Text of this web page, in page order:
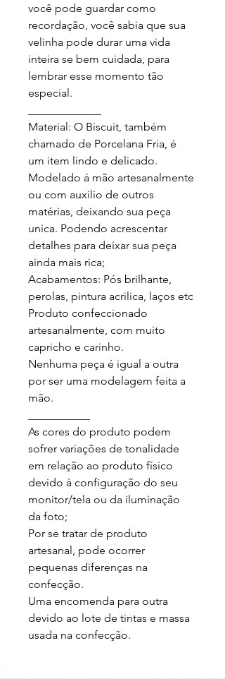
você pode guardar como
recordação, você sabia que sua
velinha pode durar uma vida
inteira se bem cuidada, para
lembrar esse momento tão
especial.
Material: O Biscuit, também
chamado de Porcelana Fria, é
um item lindo e delicado.
Modelado á mão artesanalmente
ou com auxilio de outros
matérias, deixando sua peça
unica. Podendo acrescentar
detalhes para deixar sua peça
ainda mais rica;
Acabamentos: Pós brilhante,
perolas, pintura acrilica, laços etc
Produto confeccionado
artesanalmente, com muito
capricho e carinho.
Nenhuma peça é igual a outra
por ser uma modelagem feita a
mão.
As cores do produto podem
sofrer variações de tonalidade
em relação ao produto físico
devido à configuração do seu
monitor/tela ou da iluminação
da foto;
Por se tratar de produto
artesanal, pode ocorrer
pequenas diferenças na
confecção.
Uma encomenda para outra
devido ao lote de tintas e massa
usada na confecção.